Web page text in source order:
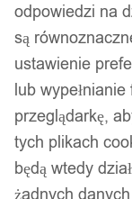
odpowiedzi na
są
ustawienie
lub
przeglądarkę,
tych plikach
będą wtedy